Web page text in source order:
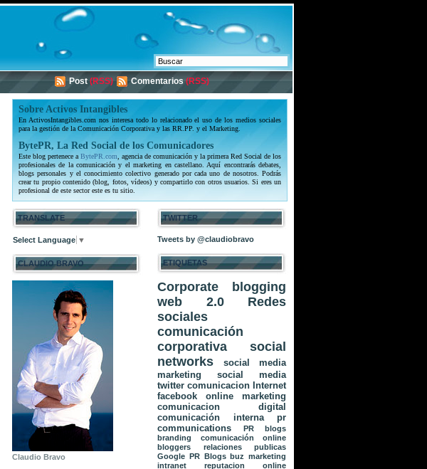
Post (RSS) Comentarios (RSS)
Sobre Activos Intangibles
En ActivosIntangibles.com nos interesa todo lo relacionado el uso de los medios sociales
para la gestión de la Comunicación Corporativa y las RR.PP. y el Marketing.
BytePR, La Red Social de los Comunicadores
Este blog pertenece a BytePR.com , agencia de comunicación y la primera Red Social de los
profesionales de la comunicación y el marketing en castellano. Aquí encontrarás debates,
blogs personales y el conocimiento colectivo generado por cada uno de nosotros. Podrás
crear tu propio contenido (blog, fotos, vídeos) y compartirlo con otros usuarios. Si eres un
profesional de este sector este es tu sitio.
TRANSLATE
Select Language ▼
CLAUDIO BRAVO
Claudio Bravo
TWITTER
Tweets by @claudiobravo
ETIQUETAS
Corporate blogging
web 2.0
Redes
sociales
comunicación
corporativa
social
networks
social media
marketing
social media
twitter comunicacion Internet
facebook
online marketing
comunicacion digital
comunicación interna
pr
communications
PR
blogs
branding
comunicación online
bloggers
relaciones publicas
Google PR Blogs buz marketing
intranet
reputacion online